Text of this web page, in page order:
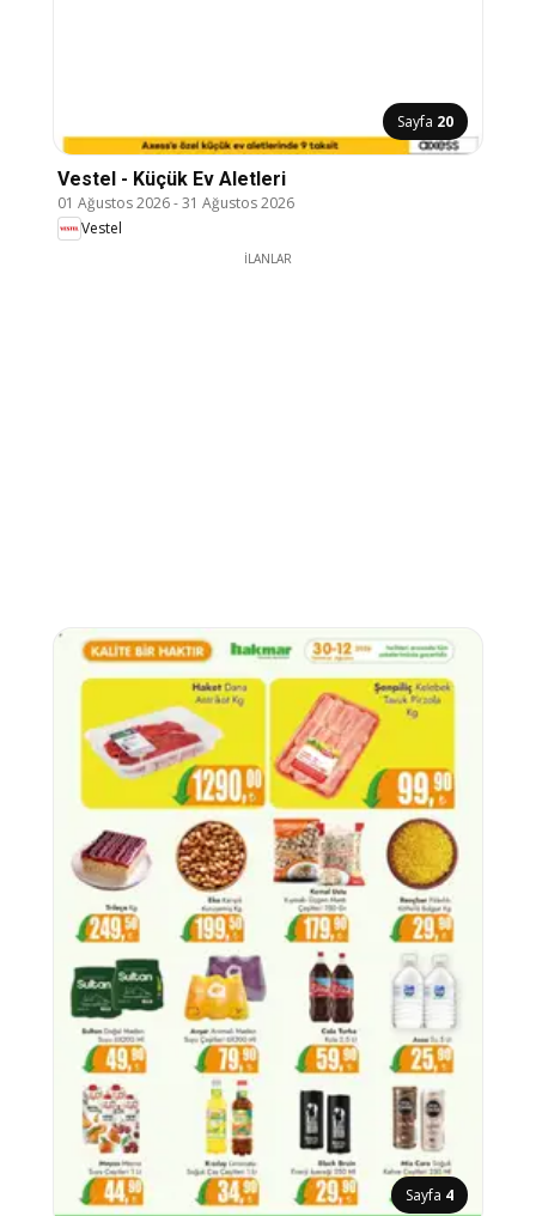
Sayfa 20
Vestel - Küçük Ev Aletleri
01 Ağustos 2026-31 Ağustos 2026
Vestel
İLANLAR
Sayfa 4